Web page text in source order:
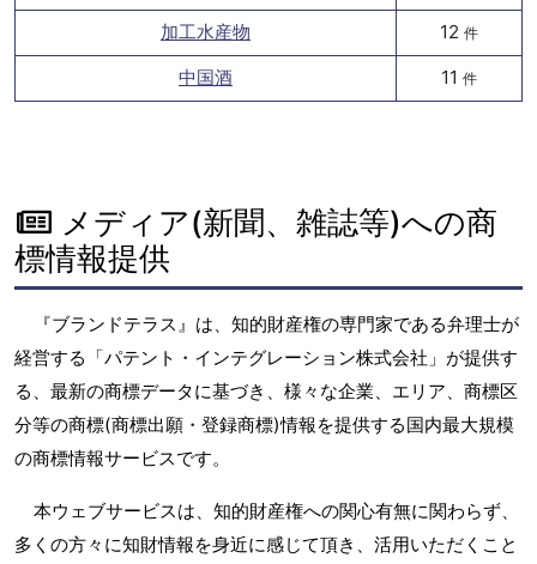
加工水産物 12 件
中国酒 11 件
メディア(新聞、雑誌等)への商
標情報提供
『ブランドテラス』は、知的財産権の専門家である弁理士が
経営する「パテント・インテグレーション株式会社」が提供す
る、最新の商標データに基づき、様々な企業、エリア、商標区
分等の商標(商標出願・登録商標)情報を提供する国内最大規模
の商標情報サービスです。
本ウェブサービスは、知的財産権への関心有無に関わらず、
多くの方々に知財情報を身近に感じて頂き、活用いただくこと